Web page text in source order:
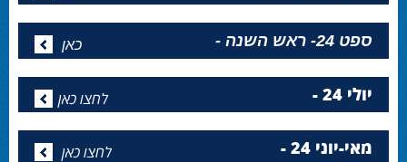
ספט 24- ראש השנה - כאן
יולי 24 - לחצו כאן
מאי-יוני 24 - לחצו כאן